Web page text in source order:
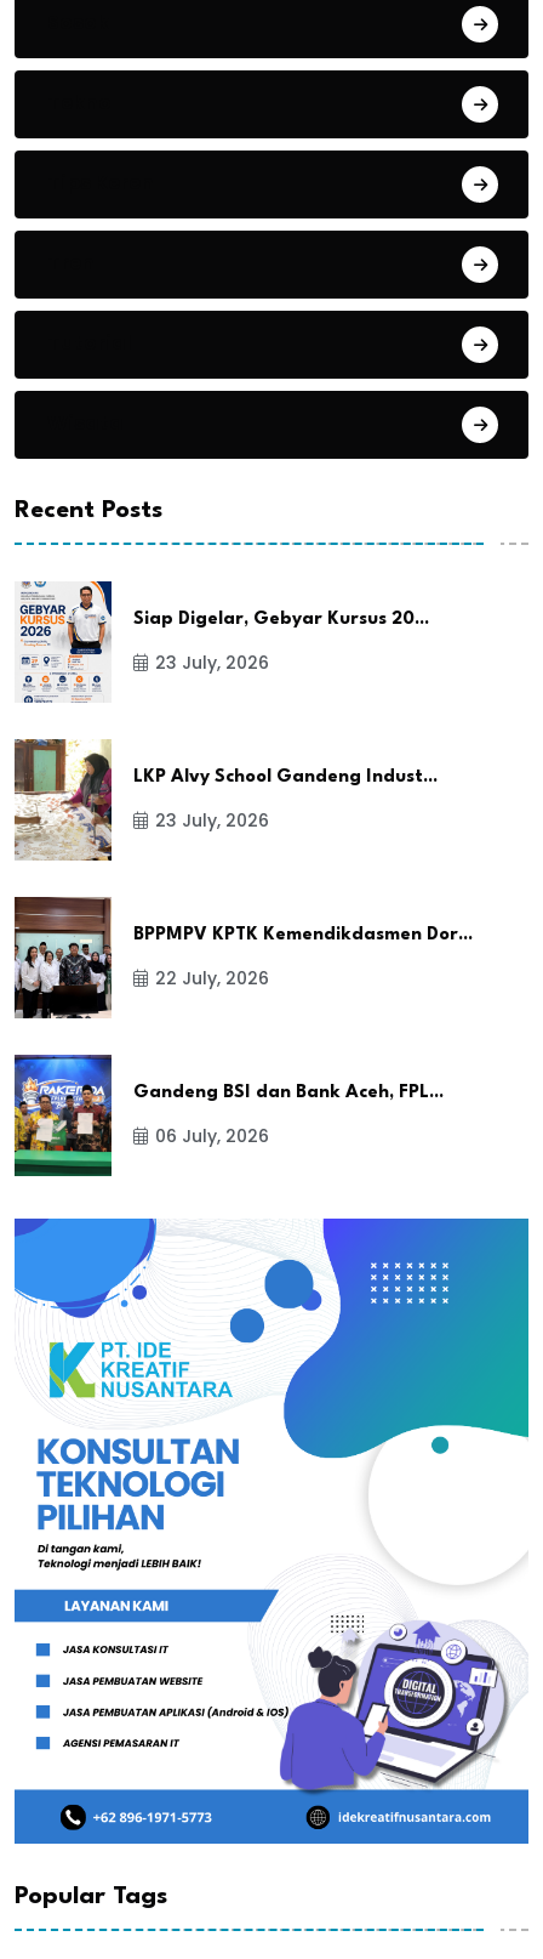
Recent Posts
Siap Digelar, Gebyar Kursus 20...
23 July, 2026
LKP Alvy School Gandeng Indust...
23 July, 2026
BPPMPV KPTK Kemendikdasmen Dor...
22 July, 2026
Gandeng BSI dan Bank Aceh, FPL...
06 July, 2026
Popular Tags